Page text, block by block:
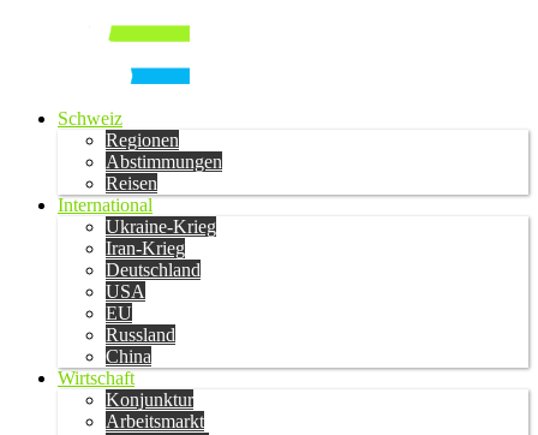
Schweiz
Regionen
Abstimmungen
Reisen
International
Ukraine-Krieg
Iran-Krieg
Deutschland
USA
EU
Russland
China
Wirtschaft
Konjunktur
Arbeitsmarkt